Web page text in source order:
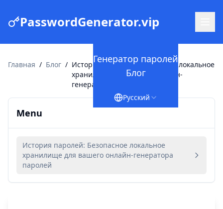
PasswordGenerator.vip
Генератор паролей
Блог
Русский
Главная / Блог / История паролей: Безопасное локальное
хранилище для вашего онлайн-
генератора паролей
Menu
История паролей: Безопасное локальное
хранилище для вашего онлайн-генератора
паролей